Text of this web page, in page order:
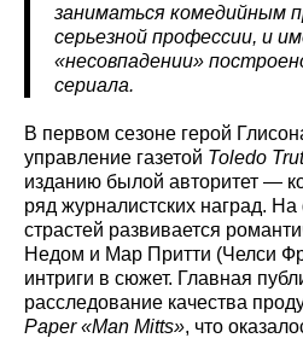
заниматься комедийным
серьезной профессии, и
«несовпадении»
сериала.
В первом сезоне герой
управление газетой Toledo
изданию былой авторитет —
ряд журналистских наград.
страстей развивается
Недом и Мар Притти (Челси
интриги в сюжет. Главная
расследование качества
Paper «Man Mitts», что